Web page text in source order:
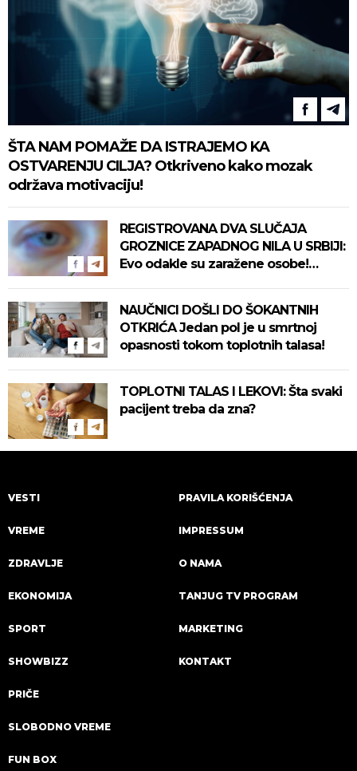
ŠTA NAM POMAŽE DA ISTRAJEMO KA
OSTVARENJU CILJA? Otkriveno kako mozak
održava motivaciju!
REGISTROVANA DVA SLUČAJA
GROZNICE ZAPADNOG NILA U SRBIJI:
Evo odakle su zaražene osobe!
NAUČNICI DOŠLI DO ŠOKANTNIH
OTKRIĆA Jedan pol je u smrtnoj
opasnosti tokom toplotnih talasa!
TOPLOTNI TALAS I LEKOVI: Šta svaki
pacijent treba da zna?
VESTI
VREME
ZDRAVLJE
EKONOMIJA
SPORT
SHOWBIZZ
PRIČE
SLOBODNO VREME
FUN BOX
PRAVILA KORIŠĆENJA
IMPRESSUM
O NAMA
TANJUG TV PROGRAM
MARKETING
KONTAKT